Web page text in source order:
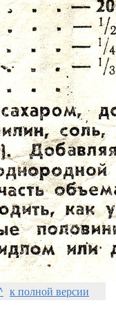
к полной версии